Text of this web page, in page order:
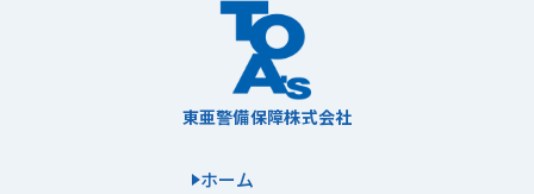
東亜警備保障株式会社
ホーム